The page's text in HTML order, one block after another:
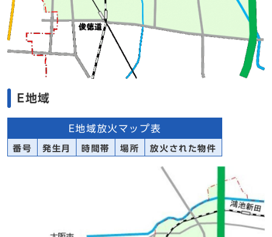
E地域
E地域放火マップ表
番号 発生月 時間帯 場所 放火された物件